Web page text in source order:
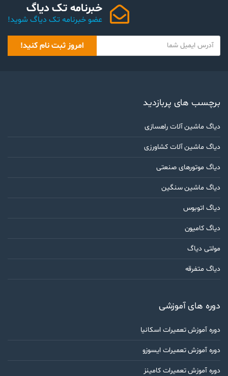
خبرنامه تک دیاگ
عضو خبرنامه تک دیاگ شوید!
o
m
i
امروز ثبت نام کنید!
برچسب های پربازدید
دیاگ ماشین آلات راهسازی
دیاگ ماشین آلات کشاورزی
دیاگ موتورهای صنعتی
دیاگ ماشین سنگین
دیاگ اتوبوس
دیاگ کامیون
مولتی دیاگ
دیاگ متفرقه
دوره های آموزشی
دوره آموزش تعمیرات اسکانیا
دوره آموزش تعمیرات ایسوزو
دوره آموزش تعمیرات کامینز